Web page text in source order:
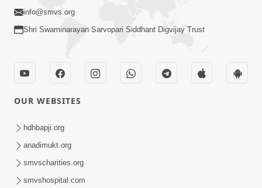
હર્ષ-શોક, સુખ-દુખનું કારણ દેહભાવ | SMVS
Spiritual Journey | Anadimukta Gyan
info@smvs.org
Shri Swaminarayan Sarvopari Siddhant Digvijay Trust
OUR WEBSITES
hdhbapji.org
anadimukt.org
smvscharities.org
smvshospital.com